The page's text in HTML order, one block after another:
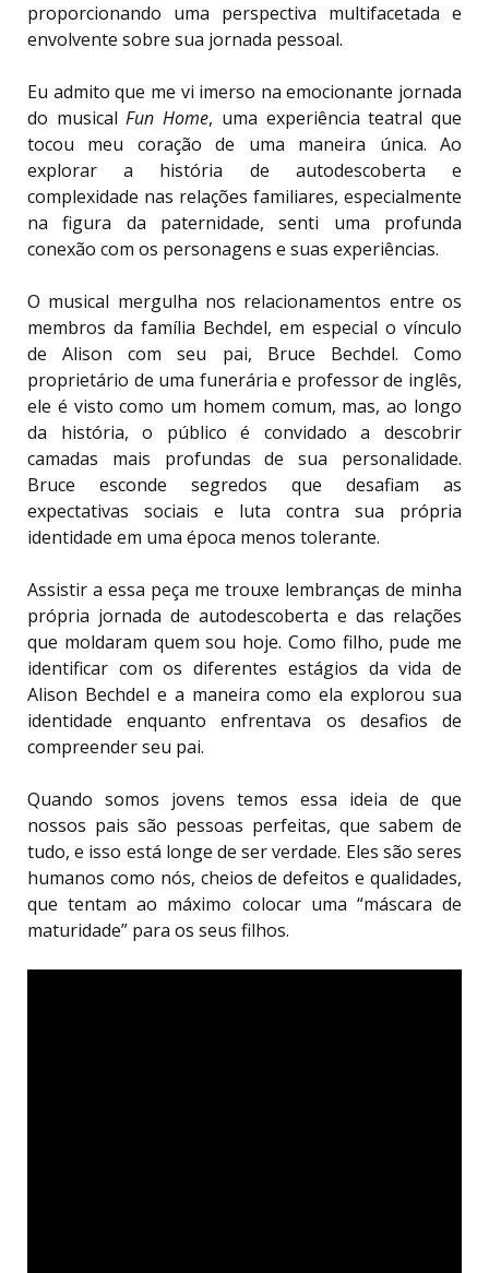
proporcionando uma perspectiva multifacetada e
envolvente sobre sua jornada pessoal.
Eu admito que me vi imerso na emocionante jornada
do musicalFun Home, uma experiência teatral que
tocou meu coração de uma maneira única. Ao
explorar a história de autodescoberta e
complexidade nas relações familiares, especialmente
na figura da paternidade, senti uma profunda
conexão com os personagens e suas experiências.
O musical mergulha nos relacionamentos entre os
membros da família Bechdel, em especial o vínculo
de Alison com seu pai, Bruce Bechdel. Como
proprietário de uma funerária e professor de inglês,
ele é visto como um homem comum, mas, ao longo
da história, o público é convidado a descobrir
camadas mais profundas de sua personalidade.
Bruce esconde segredos que desafiam as
expectativas sociais e luta contra sua própria
identidade em uma época menos tolerante.
Assistir a essa peça me trouxe lembranças de minha
própria jornada de autodescoberta e das relações
que moldaram quem sou hoje. Como filho, pude me
identificar com os diferentes estágios da vida de
Alison Bechdel e a maneira como ela explorou sua
identidade enquanto enfrentava os desafios de
compreender seu pai.
Quando somos jovens temos essa ideia de que
nossos pais são pessoas perfeitas, que sabem de
tudo, e isso está longe de ser verdade. Eles são seres
humanos como nós, cheios de defeitos e qualidades,
que tentam ao máximo colocar uma “máscara de
maturidade” para os seus filhos.